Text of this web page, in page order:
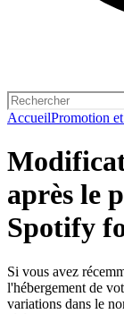
AccueilPromotion
après le
Spotify
Si vous avez
l'hébergement de
variations dans le